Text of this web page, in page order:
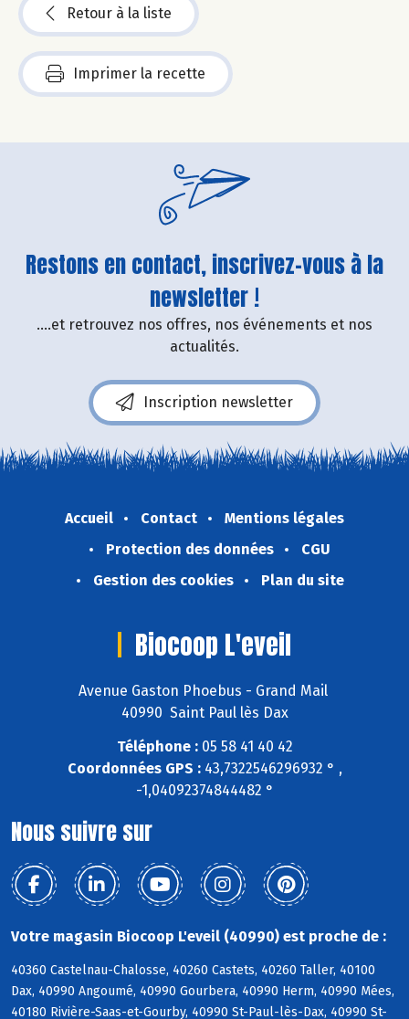
Retour à la liste
Imprimer la recette
Restons en contact, inscrivez-vous à la
newsletter !
....et retrouvez nos offres, nos événements et nos
actualités.
Inscription newsletter
Accueil Contact
Mentions légales
Protection des données
CGU
Gestion des cookies
Plan du site
Biocoop L'eveil
Avenue Gaston Phoebus - Grand Mail
40990 Saint Paul lès Dax
Téléphone :05 58 41 40 42
Coordonnées GPS :43,7322546296932 ° ,
-1,04092374844482 °
Nous suivre sur
Votre magasin Biocoop L'eveil (40990) est proche de :
40360 Castelnau-Chalosse, 40260 Castets, 40260 Taller, 40100
Dax, 40990 Angoumé, 40990 Gourbera, 40990 Herm, 40990 Mées,
40180 Rivière-Saas-et-Gourby, 40990 St-Paul-lès-Dax, 40990 St-